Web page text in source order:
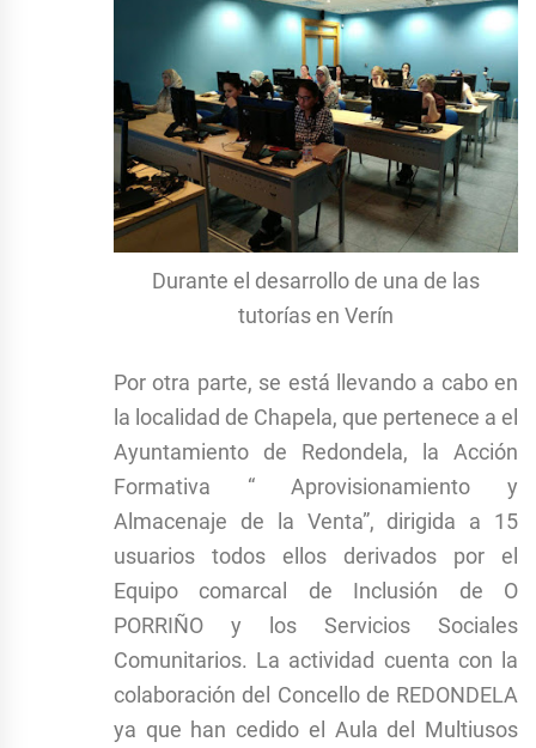
Durante el desarrollo de una de las
tutorías en Verín
Por otra parte, se está llevando a cabo en
la localidad de Chapela, que pertenece a el
Ayuntamiento de Redondela, la Acción
Formativa “ Aprovisionamiento y
Almacenaje de la Venta”, dirigida a 15
usuarios todos ellos derivados por el
Equipo comarcal de Inclusión de O
PORRIÑO y los Servicios Sociales
Comunitarios. La actividad cuenta con la
colaboración del Concello de REDONDELA
ya que han cedido el Aula del Multiusos